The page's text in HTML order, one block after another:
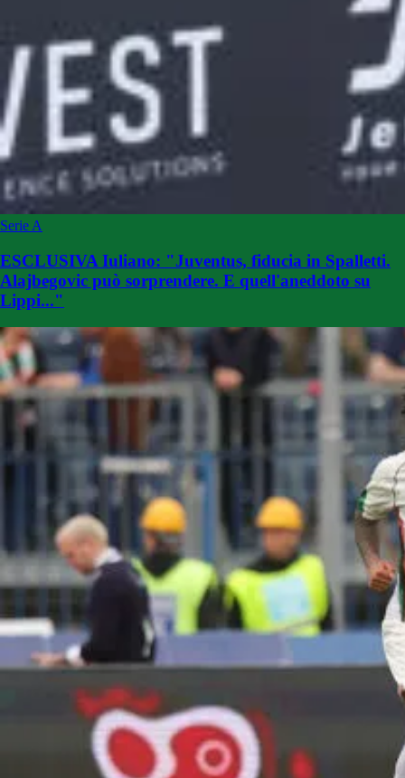
Serie A
ESCLUSIVA Iuliano: "Juventus, fiducia in Spalletti.
Alajbegovic può sorprendere. E quell'aneddoto su
Lippi..."